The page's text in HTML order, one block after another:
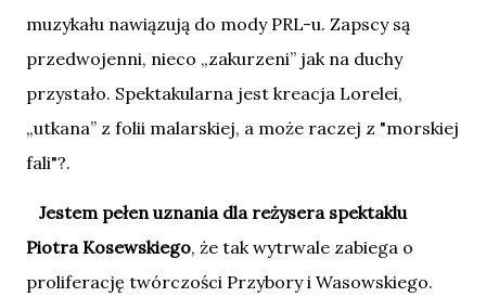
muzykału nawiązują do mody PRL-u. Zapscy są
przedwojenni, nieco „zakurzeni” jak na duchy
przystało. Spektakularna jest kreacja Lorelei,
„utkana” z folii malarskiej, a może raczej z "morskiej
fali"?.
Jestem pełen uznania dla reżysera spektaklu
Piotra Kosewskiego, że tak wytrwale zabiega o
proliferację twórczości Przybory i Wasowskiego.